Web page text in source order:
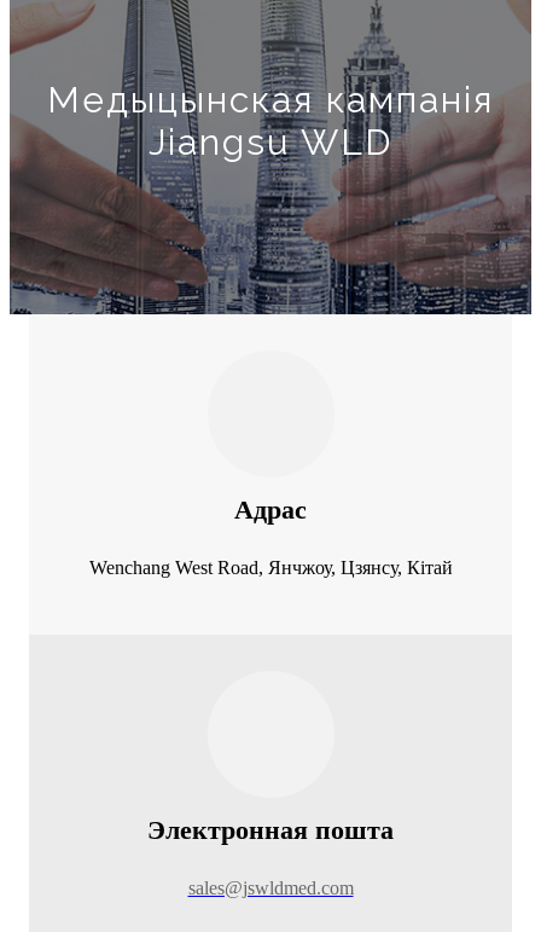
Медыцынская кампанія
Jiangsu WLD
Адрас
Wenchang West Road, Янчжоу, Цзянсу, Кітай
Электронная пошта
sales@jswldmed.com